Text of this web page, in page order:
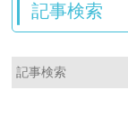
記事検索